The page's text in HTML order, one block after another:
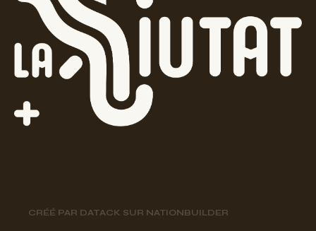
CRÉÉ PAR DATACK SUR NATIONBUILDER